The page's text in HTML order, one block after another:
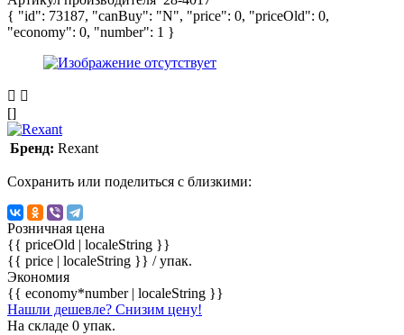
{ "id": 73187, "canBuy": "N", "price": 0, "priceOld": 0,
"economy": 0, "number": 1 }
[]
Бренд: Rexant
Сохранить или поделиться с близкими:
Розничная цена
{{ priceOld | localeString }}
{{ price | localeString }} / упак.
Экономия
{{ economy*number | localeString }}
Нашли дешевле? Снизим цену!
На складе 0 упак.